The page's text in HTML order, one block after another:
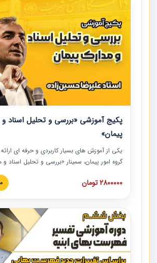
پکیج آموزشی «بررسی و تحلیل اسناد
پیمان»
یکی از آموزش‏‏‏‏‏‏ های بسیار کاربردی و حرفه‏ ای
گروه امور پیمان، سمینار «بررسی و تحلیل اسناد و
است که در دانشگاه صنعتی شریف ارائه شد. در
نکات کلیدی مربوط به اسناد و مدارک پیمان،
پیمان به همراه تجربیات عملی در این خصوص
2800000 تومان